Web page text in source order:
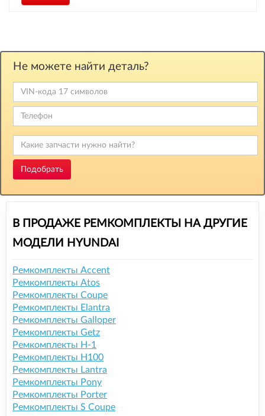
Не можете найти деталь?
Подобрать
В ПРОДАЖЕ РЕМКОМПЛЕКТЫ НА ДРУГИЕ
МОДЕЛИ HYUNDAI
Ремкомплекты Accent
Ремкомплекты Atos
Ремкомплекты Coupe
Ремкомплекты Elantra
Ремкомплекты Galloper
Ремкомплекты Getz
Ремкомплекты H-1
Ремкомплекты H100
Ремкомплекты Lantra
Ремкомплекты Pony
Ремкомплекты Porter
Ремкомплекты S Coupe